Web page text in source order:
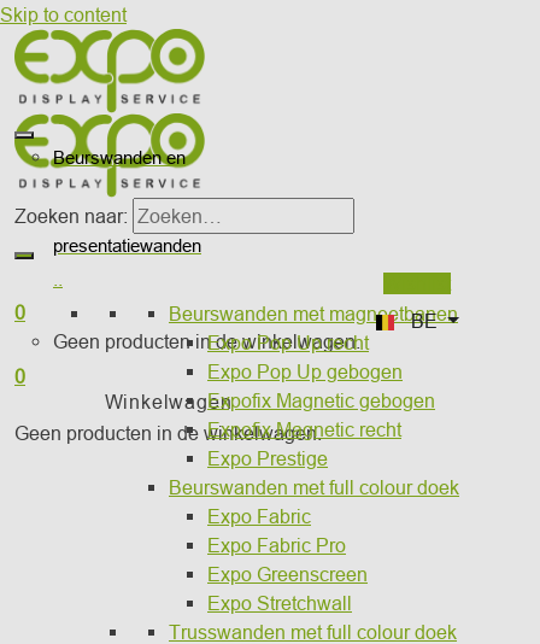
Skip to content
Zoeken naar:
0
Geen producten in de winkelwagen.
BE
0
Winkelwagen
Geen producten in de winkelwagen.
Beurswanden en
presentatiewanden
Beurswanden met magneetbanen
Expo Pop Up recht
Expo Pop Up gebogen
Expofix Magnetic gebogen
Expofix Magnetic recht
Expo Prestige
Beurswanden met full colour doek
Expo Fabric
Expo Fabric Pro
Expo Greenscreen
Expo Stretchwall
Trusswanden met full colour doek